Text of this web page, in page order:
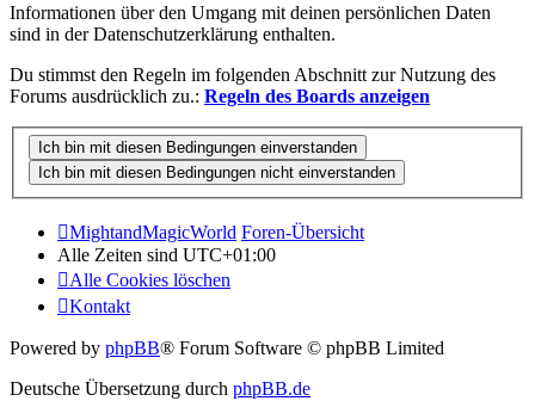
Informationen über den Umgang mit deinen persönlichen Daten
sind in der Datenschutzerklärung enthalten.
Du stimmst den Regeln im folgenden Abschnitt zur Nutzung des
Forums ausdrücklich zu.: Regeln des Boards anzeigen
MightandMagicWorld Foren-Übersicht
Alle Zeiten sind UTC+01:00
Alle Cookies löschen
Kontakt
Powered by phpBB® Forum Software © phpBB Limited
Deutsche Übersetzung durch phpBB.de